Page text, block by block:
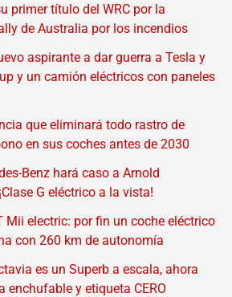
primer título del WRC por la
de Australia por los incendios
aspirante a dar guerra a Tesla y
y un camión eléctricos con paneles
que eliminará todo rastro de
en sus coches antes de 2030
Benz hará caso a Arnold
G eléctrico a la vista!
Mii electric: por fin un coche eléctrico
con 260 km de autonomía
es un Superb a escala, ahora
enchufable y etiqueta CERO